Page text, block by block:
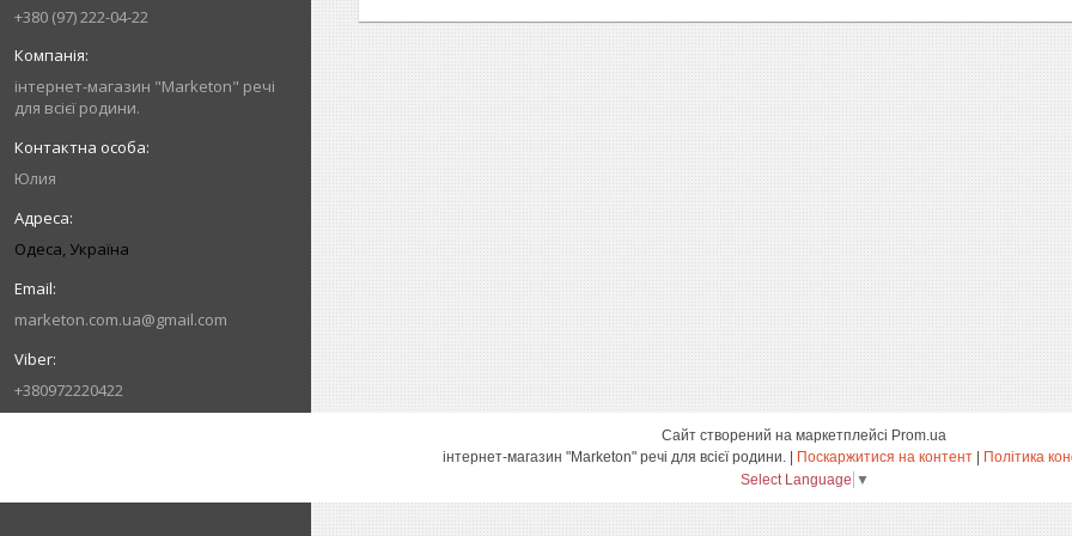
+380 (97) 222-04-22
інтернет-магазин "Marketon" речі
для всієї родини.
Юлия
Одеса, Україна
marketon.com.ua@gmail.com
+380972220422
Сайт створений на маркетплейсі Prom.ua
Поскаржитися на контент
Політика
Select Language ▼